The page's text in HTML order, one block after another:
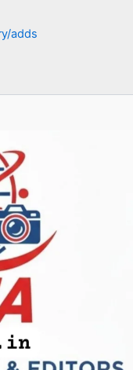
adds